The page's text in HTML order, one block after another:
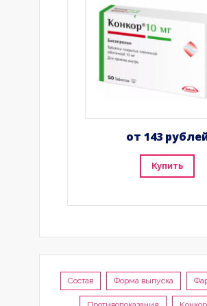
от 143
Купить
Состав Форма выпуска